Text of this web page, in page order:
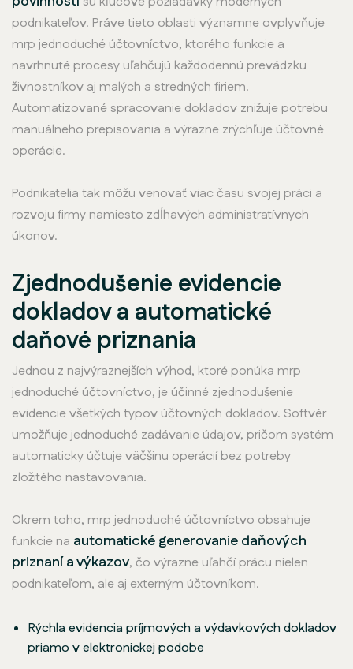
podnikateľov. Práve tieto oblasti významne ovplyvňuje
mrp jednoduché účtovníctvo, ktorého funkcie a
navrhnuté procesy uľahčujú každodennú prevádzku
živnostníkov aj malých a stredných firiem.
Automatizované spracovanie dokladov znižuje potrebu
manuálneho prepisovania a výrazne zrýchľuje účtovné
operácie.
Podnikatelia tak môžu venovať viac času svojej práci a
rozvoju firmy namiesto zdĺhavých administratívnych
úkonov.
Zjednodušenie evidencie
dokladov a automatické
daňové priznania
Jednou z najvýraznejších výhod, ktoré ponúka mrp
jednoduché účtovníctvo, je účinné zjednodušenie
evidencie všetkých typov účtovných dokladov. Softvér
umožňuje jednoduché zadávanie údajov, pričom systém
automaticky účtuje väčšinu operácií bez potreby
zložitého nastavovania.
Okrem toho, mrp jednoduché účtovníctvo obsahuje
funkcie na automatické generovanie daňových
priznaní a výkazov, čo výrazne uľahčí prácu nielen
podnikateľom, ale aj externým účtovníkom.
Rýchla evidencia príjmových a výdavkových dokladov
priamo v elektronickej podobe